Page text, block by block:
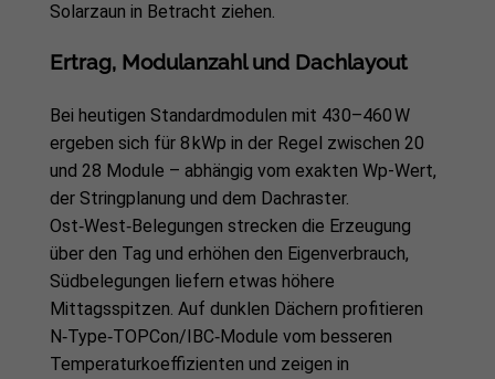
Solarzaun in Betracht ziehen.
Ertrag, Modulanzahl und Dachlayout
Bei heutigen Standardmodulen mit 430–460 W
ergeben sich für 8 kWp in der Regel zwischen 20
und 28 Module – abhängig vom exakten Wp-Wert,
der Stringplanung und dem Dachraster.
Ost‑West‑Belegungen strecken die Erzeugung
über den Tag und erhöhen den Eigenverbrauch,
Südbelegungen liefern etwas höhere
Mittagsspitzen. Auf dunklen Dächern profitieren
N‑Type‑TOPCon/IBC‑Module vom besseren
Temperaturkoeffizienten und zeigen in